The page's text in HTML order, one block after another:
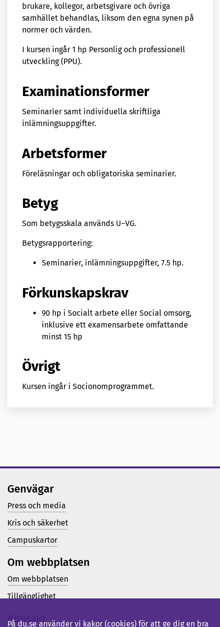
brukare, kollegor, arbetsgivare och övriga
samhället behandlas, liksom den egna synen på
normer och värden.
I kursen ingår 1 hp Personlig och professionell
utveckling (PPU).
Examinationsformer
Seminarier samt individuella skriftliga
inlämningsuppgifter.
Arbetsformer
Föreläsningar och obligatoriska seminarier.
Betyg
Som betygsskala används U–VG.
Betygsrapportering:
Seminarier, inlämningsuppgifter, 7.5 hp.
Förkunskapskrav
90 hp i Socialt arbete eller Social omsorg,
inklusive ett examensarbete omfattande
minst 15 hp
Övrigt
Kursen ingår i Socionomprogrammet.
Genvägar
Press och media
Kris och säkerhet
Campuskartor
Om webbplatsen
Om webbplatsen
Tillgänglighet
Kontakt
På du.se använder vi kakor (cookies) för att ge dig en bra